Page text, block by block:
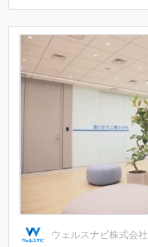
ウェルスナビ株式会社